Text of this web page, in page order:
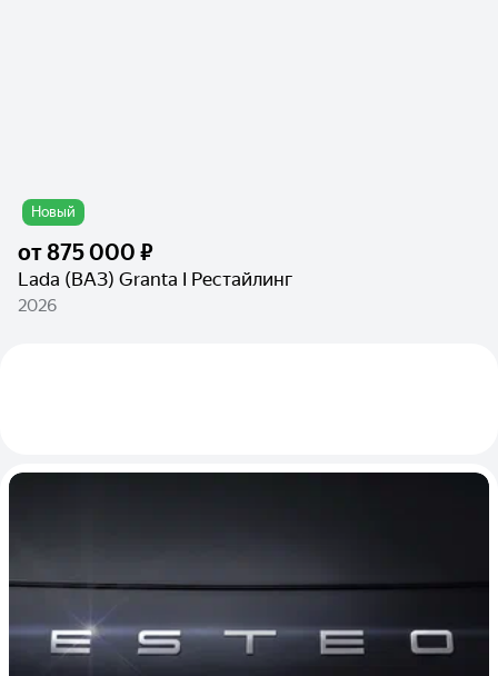
Новый
от875 000 ₽
Lada (ВАЗ) Granta I Рестайлинг
2026